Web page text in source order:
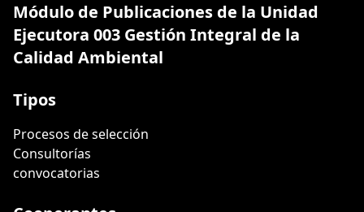
Módulo de Publicaciones de la Unidad
Ejecutora 003 Gestión Integral de la
Calidad Ambiental
Tipos
Procesos de selección
Consultorías
convocatorias